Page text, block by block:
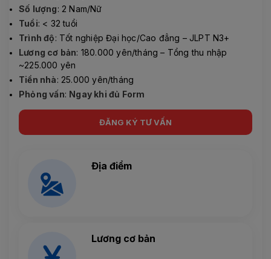
Số lượng: 2 Nam/Nữ
Tuổi: < 32 tuổi
Trình độ: Tốt nghiệp Đại học/Cao đẳng – JLPT N3+
Lương cơ bản: 180.000 yên/tháng – Tổng thu nhập
~225.000 yên
Tiền nhà: 25.000 yên/tháng
Phỏng vấn: Ngay khi đủ Form
ĐĂNG KÝ TƯ VẤN
Địa điểm
Lương cơ bản